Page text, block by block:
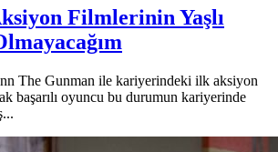
Filmlerinin Yaşlı
The Gunman ile kariyerindeki ilk aksiyon
başarılı oyuncu bu durumun kariyerinde